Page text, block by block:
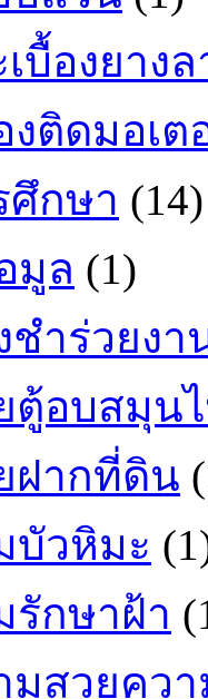
บื้องยาง
งติดมอเต
ศึกษา (14)
มูล (1)
ชำร่วยงา
ตู้อบสมุน
ฝากที่ดิน
บัวหิมะ
รักษาฝ้า
มสวยควา